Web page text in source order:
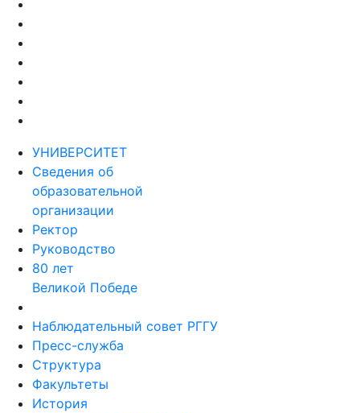
Сведения об
образовательной
организации
Ректор
Руководство
80 лет
Великой Победе
Пресс-служба
Структура
Факультеты
История
Ассоциация выпускников